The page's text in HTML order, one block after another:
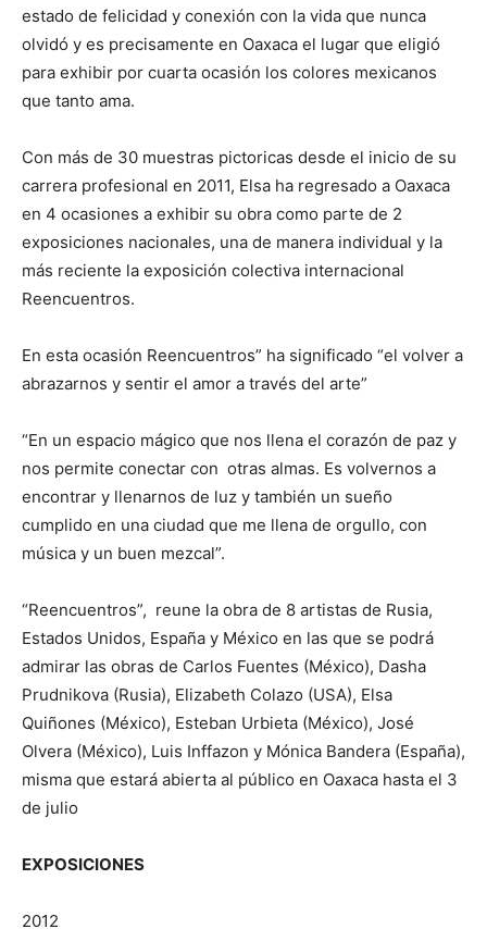
estado de felicidad y conexión con la vida que nunca
olvidó y es precisamente en Oaxaca el lugar que eligió
para exhibir por cuarta ocasión los colores mexicanos
que tanto ama.
Con más de 30 muestras pictoricas desde el inicio de su
carrera profesional en 2011, Elsa ha regresado a Oaxaca
en 4 ocasiones a exhibir su obra como parte de 2
exposiciones nacionales, una de manera individual y la
más reciente la exposición colectiva internacional
Reencuentros.
En esta ocasión Reencuentros” ha significado “el volver a
abrazarnos y sentir el amor a través del arte”
“En un espacio mágico que nos llena el corazón de paz y
nos permite conectar con otras almas. Es volvernos a
encontrar y llenarnos de luz y también un sueño
cumplido en una ciudad que me llena de orgullo, con
música y un buen mezcal”.
“Reencuentros”, reune la obra de 8 artistas de Rusia,
Estados Unidos, España y México en las que se podrá
admirar las obras de Carlos Fuentes (México), Dasha
Prudnikova (Rusia), Elizabeth Colazo (USA), Elsa
Quiñones (México), Esteban Urbieta (México), José
Olvera (México), Luis Inffazon y Mónica Bandera (España),
misma que estará abierta al público en Oaxaca hasta el 3
de julio
EXPOSICIONES
2012